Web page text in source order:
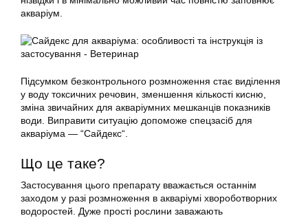
акваріум.
Підсумком безконтрольного розмноження стає виділення
у воду токсичних речовин, зменшення кількості кисню,
зміна звичайних для акваріумних мешканців показників
води. Виправити ситуацію допоможе спецзасіб для
акваріума — “Сайдекс“.
Що це таке?
Застосування цього препарату вважається останнім
заходом у разі розмноження в акваріумі хвороботворних
водоростей. Дуже прості рослини заважають